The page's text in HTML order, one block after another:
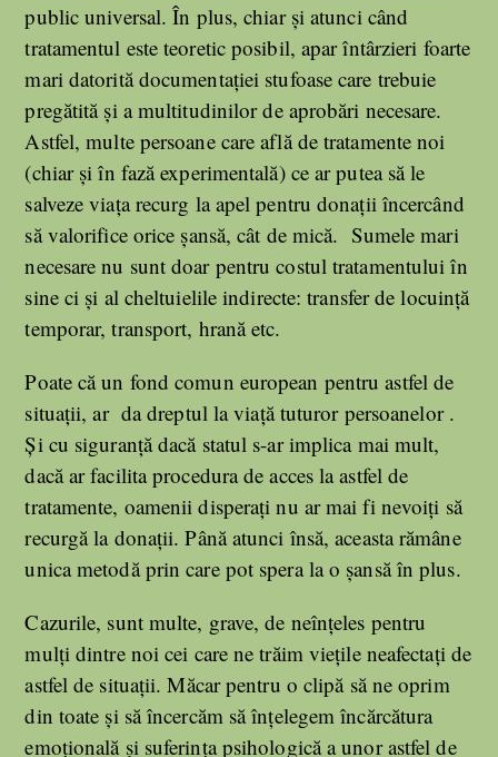
public universal. În plus, chiar și atunci când
tratamentul este teoretic posibil, apar întârzieri foarte
mari datorită documentației stufoase care trebuie
pregătită și a multitudinilor de aprobări necesare.
Astfel, multe persoane care află de tratamente noi
(chiar și în fază experimentală) ce ar putea să le
salveze viața recurg la apel pentru donații încercând
să valorifice orice șansă, cât de mică. Sumele mari
necesare nu sunt doar pentru costul tratamentului în
sine ci și al cheltuielile indirecte: transfer de locuință
temporar, transport, hrană etc.
Poate că un fond comun european pentru astfel de
situații, ar da dreptul la viață tuturor persoanelor .
Și cu siguranță dacă statul s-ar implica mai mult,
dacă ar facilita procedura de acces la astfel de
tratamente, oamenii disperați nu ar mai fi nevoiți să
recurgă la donații. Până atunci însă, aceasta rămâne
unica metodă prin care pot spera la o șansă în plus.
Cazurile, sunt multe, grave, de neînțeles pentru
mulți dintre noi cei care ne trăim viețile neafectați de
astfel de situații. Măcar pentru o clipă să ne oprim
din toate și să încercăm să înțelegem încărcătura
emoțională și suferința psihologică a unor astfel de